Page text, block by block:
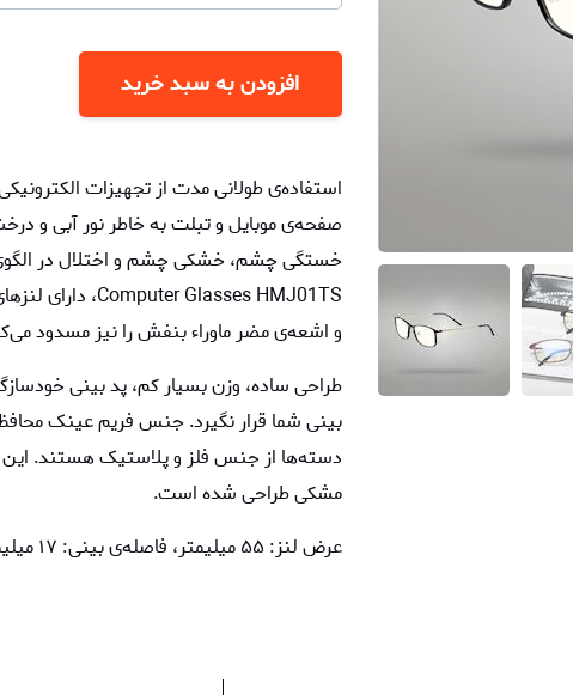
افزودن به سبد خرید
استفاده‌ی طولانی مدت از تجهیزات
صفحه‌ی موبایل و تبلت به خاطر نور آبی و
و اشعه‌ی مضر ماوراء بنفش را نیز مسدود
طراحی ساده، وزن بسیار کم، پد بینی
بینی شما قرار نگیرد. جنس فریم عینک
دسته‌ها از جنس فلز و پلاستیک هستند.
مشکی طراحی شده است.
عرض لنز: ۵۵ میلیمتر، فاصله‌ی بینی: ۱۷ میلیمتر، طول دسته: ۱۴۰ میلیمتر، ارتفاع فریم: ۳۷ میلیمتر